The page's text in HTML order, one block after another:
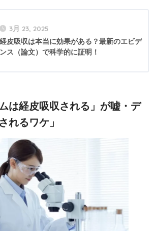
3月 23, 2025
経皮吸収は本当に効果がある？最新のエビデ
ンス（論文）で科学的に証明！
は経皮吸収される」が嘘・デ
れるワケ」